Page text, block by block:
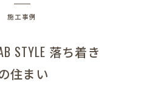
施工事例
STYLE 落ち着き
住まい